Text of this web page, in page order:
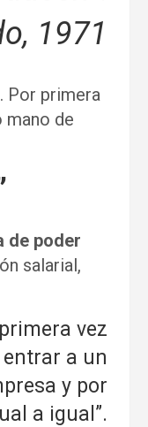
1971
Por primera
de
de poder
salarial,
vez
a un
y por
a igual”.